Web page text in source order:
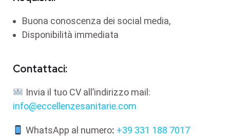
Buona conoscenza dei social media,
Disponibilità immediata
Contattaci:
Invia il tuo CV all’indirizzo mail:
info@eccellenzesanitarie.com
WhatsApp al numero: +39 331 188 7017